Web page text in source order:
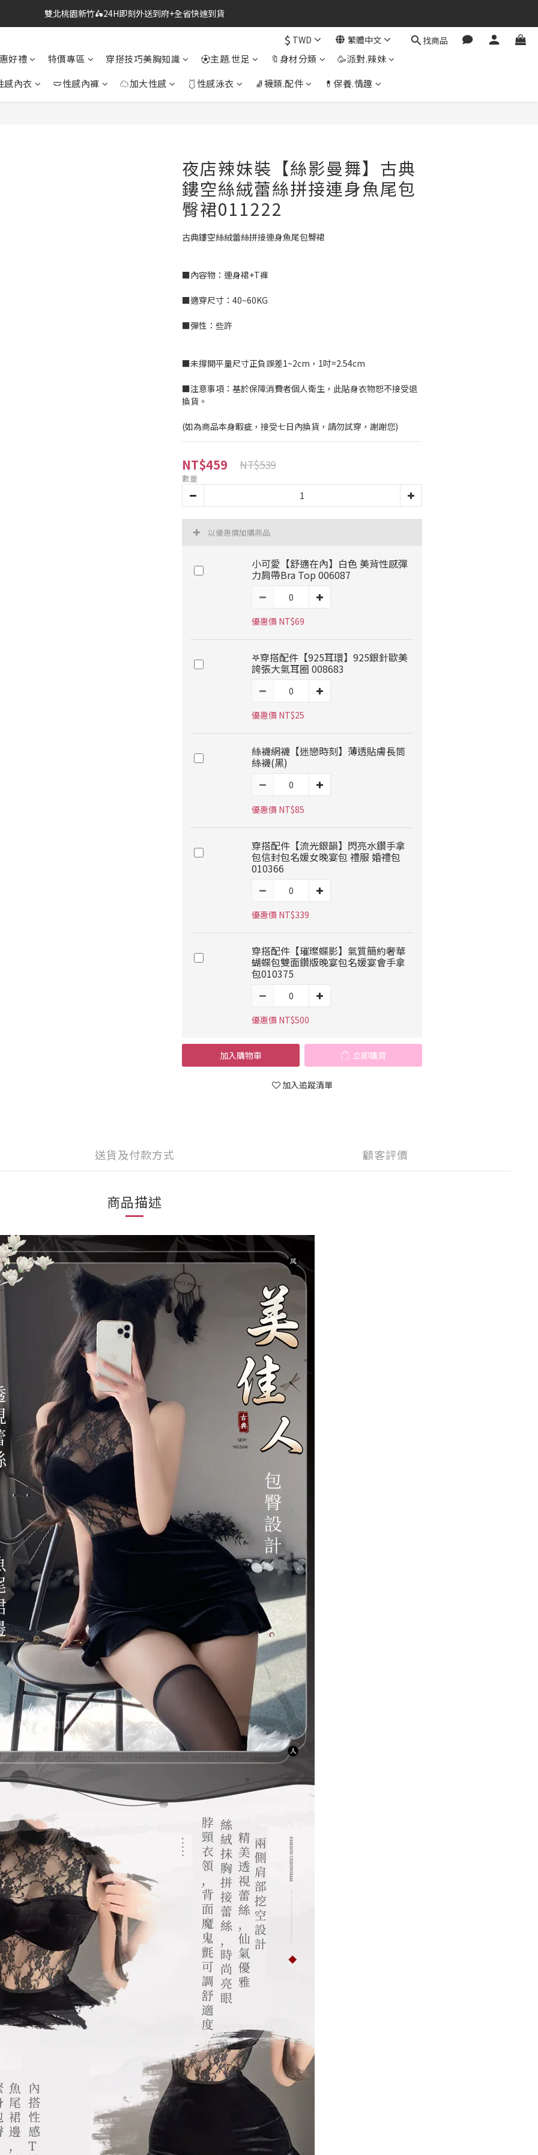
🔗點我跳轉進入👉台灣No2情趣用品商城
🔗點我跳轉進入👉台灣No2情趣用品商城
$ TWD 繁體中文 找商品
好禮 特價專區 穿搭技巧美胸知識 ⚽主題.世足 🔖身材分類
🥳派對.辣妹
感內衣
🩲性感內褲 ☁加大性感 🩱性感泳衣 🧦襪類.配件 💊保養.情趣
夜店辣妹裝【絲影曼舞】古典
鏤空絲絨蕾絲拼接連身魚尾包
臀裙011222
古典鏤空絲絨蕾絲拼接連身魚尾包臀裙
■內容物：連身裙+T褲
■適穿尺寸：40~60KG
■彈性：些許
■未撐開平量尺寸正負誤差1~2cm，1吋=2.54cm
■注意事項：基於保障消費者個人衛生，此貼身衣物恕不接受退
換貨。
(如為商品本身暇疵，接受七日內換貨，請勿試穿，謝謝您)
NT$459 NT$539
數量
以優惠價加購商品
小可愛【舒適在內】白色 美背性感彈
力肩帶Bra Top 006087
優惠價 NT$69
𖤐穿搭配件【925耳環】925銀針歐美
誇張大氣耳圈 008683
優惠價 NT$25
絲襪網襪【迷戀時刻】薄透貼膚長筒
絲襪(黑)
優惠價 NT$85
穿搭配件【流光銀韻】閃亮水鑽手拿
包信封包名媛女晚宴包 禮服 婚禮包
010366
優惠價 NT$339
穿搭配件【璀璨蝶影】氣質簡約奢華
蝴蝶包雙面鑽版晚宴包名媛宴會手拿
包010375
優惠價 NT$500
加入購物車 立即購買
加入追蹤清單
送貨及付款方式 顧客評價
商品描述